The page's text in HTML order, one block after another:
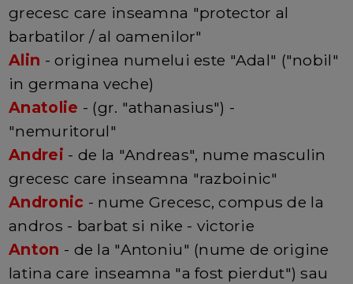
grecesc care inseamna "protector al
barbatilor / al oamenilor"
Alin - originea numelui este "Adal" ("nobil"
in germana veche)
Anatolie - (gr. "athanasius") -
"nemuritorul"
Andrei - de la "Andreas", nume masculin
grecesc care inseamna "razboinic"
Andronic - nume Grecesc, compus de la
andros - barbat si nike - victorie
Anton - de la "Antoniu" (nume de origine
latina care inseamna "a fost pierdut") sau